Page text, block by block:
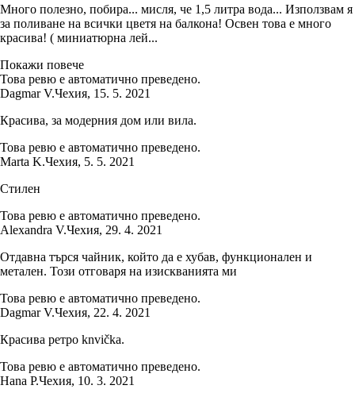
Много полезно, побира... мисля, че 1,5 литра вода... Използвам я
за поливане на всички цветя на балкона! Освен това е много
красива! ( миниатюрна лей...
Покажи повече
Това ревю е автоматично преведено.
Dagmar V.Чехия, 15. 5. 2021
Красива, за модерния дом или вила.
Това ревю е автоматично преведено.
Marta K.Чехия, 5. 5. 2021
Стилен
Това ревю е автоматично преведено.
Alexandra V.Чехия, 29. 4. 2021
Отдавна търся чайник, който да е хубав, функционален и
метален. Този отговаря на изискванията ми
Това ревю е автоматично преведено.
Dagmar V.Чехия, 22. 4. 2021
Красива ретро knvička.
Това ревю е автоматично преведено.
Hana P.Чехия, 10. 3. 2021